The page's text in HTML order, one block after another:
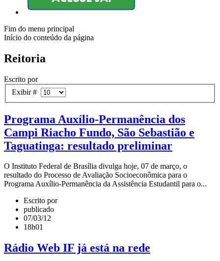
Fim do menu principal
Início do conteúdo da página
Reitoria
Escrito por
Exibir #
Programa Auxílio-Permanência dos
Campi Riacho Fundo, São Sebastião e
Taguatinga: resultado preliminar
O Instituto Federal de Brasília divulga hoje, 07 de março, o
resultado do Processo de Avaliação Socioeconômica para o
Programa Auxílio-Permanência da Assistência Estudantil para o...
Escrito por
publicado
07/03/12
18h01
Rádio Web IF já está na rede